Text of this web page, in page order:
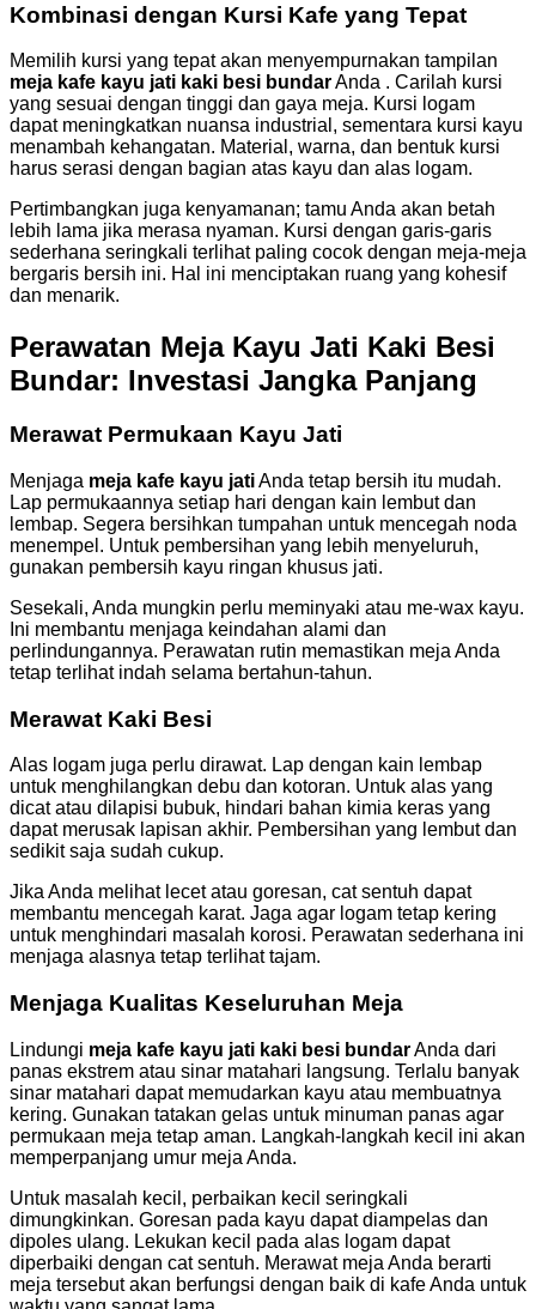
Kombinasi dengan Kursi Kafe yang Tepat
Memilih kursi yang tepat akan menyempurnakan tampilan
meja kafe kayu jati kaki besi bundarAnda . Carilah kursi
yang sesuai dengan tinggi dan gaya meja. Kursi logam
dapat meningkatkan nuansa industrial, sementara kursi kayu
menambah kehangatan. Material, warna, dan bentuk kursi
harus serasi dengan bagian atas kayu dan alas logam.
Pertimbangkan juga kenyamanan; tamu Anda akan betah
lebih lama jika merasa nyaman. Kursi dengan garis-garis
sederhana seringkali terlihat paling cocok dengan meja-meja
bergaris bersih ini. Hal ini menciptakan ruang yang kohesif
dan menarik.
Perawatan Meja Kayu Jati Kaki Besi
Bundar: Investasi Jangka Panjang
Merawat Permukaan Kayu Jati
Menjaga meja kafe kayu jatiAnda tetap bersih itu mudah.
Lap permukaannya setiap hari dengan kain lembut dan
lembap. Segera bersihkan tumpahan untuk mencegah noda
menempel. Untuk pembersihan yang lebih menyeluruh,
gunakan pembersih kayu ringan khusus jati.
Sesekali, Anda mungkin perlu meminyaki atau me-wax kayu.
Ini membantu menjaga keindahan alami dan
perlindungannya. Perawatan rutin memastikan meja Anda
tetap terlihat indah selama bertahun-tahun.
Merawat Kaki Besi
Alas logam juga perlu dirawat. Lap dengan kain lembap
untuk menghilangkan debu dan kotoran. Untuk alas yang
dicat atau dilapisi bubuk, hindari bahan kimia keras yang
dapat merusak lapisan akhir. Pembersihan yang lembut dan
sedikit saja sudah cukup.
Jika Anda melihat lecet atau goresan, cat sentuh dapat
membantu mencegah karat. Jaga agar logam tetap kering
untuk menghindari masalah korosi. Perawatan sederhana ini
menjaga alasnya tetap terlihat tajam.
Menjaga Kualitas Keseluruhan Meja
Lindungi meja kafe kayu jati kaki besi bundarAnda dari
panas ekstrem atau sinar matahari langsung. Terlalu banyak
sinar matahari dapat memudarkan kayu atau membuatnya
kering. Gunakan tatakan gelas untuk minuman panas agar
permukaan meja tetap aman. Langkah-langkah kecil ini akan
memperpanjang umur meja Anda.
Untuk masalah kecil, perbaikan kecil seringkali
dimungkinkan. Goresan pada kayu dapat diampelas dan
dipoles ulang. Lekukan kecil pada alas logam dapat
diperbaiki dengan cat sentuh. Merawat meja Anda berarti
meja tersebut akan berfungsi dengan baik di kafe Anda untuk